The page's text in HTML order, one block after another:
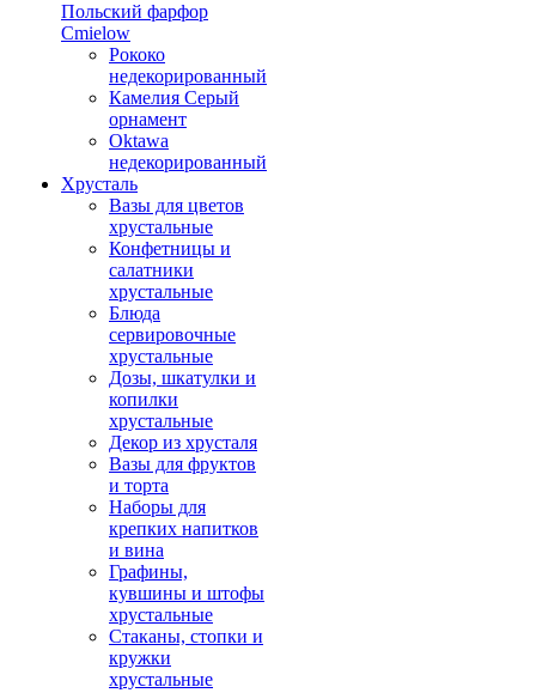
Польский фарфор
Сmielow
Рококо
недекорированный
Камелия Серый
орнамент
Oktawa
недекорированный
Хрусталь
Вазы для цветов
хрустальные
Конфетницы и
салатники
хрустальные
Блюда
сервировочные
хрустальные
Дозы, шкатулки и
копилки
хрустальные
Декор из хрусталя
Вазы для фруктов
и торта
Наборы для
крепких напитков
и вина
Графины,
кувшины и штофы
хрустальные
Стаканы, стопки и
кружки
хрустальные